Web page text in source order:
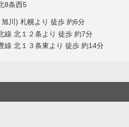
8条西5
川) 札幌より 徒歩 約6分
線 北１２条より 徒歩 約7分
線 北１３条東より 徒歩 約14分